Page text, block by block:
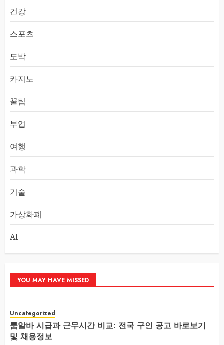
건강
스포츠
도박
카지노
꿀팁
부업
여행
과학
기술
가상화폐
AI
YOU MAY HAVE MISSED
Uncategorized
룸알바 시급과 근무시간 비교: 전국 구인 공고 바로보기
및 채용정보